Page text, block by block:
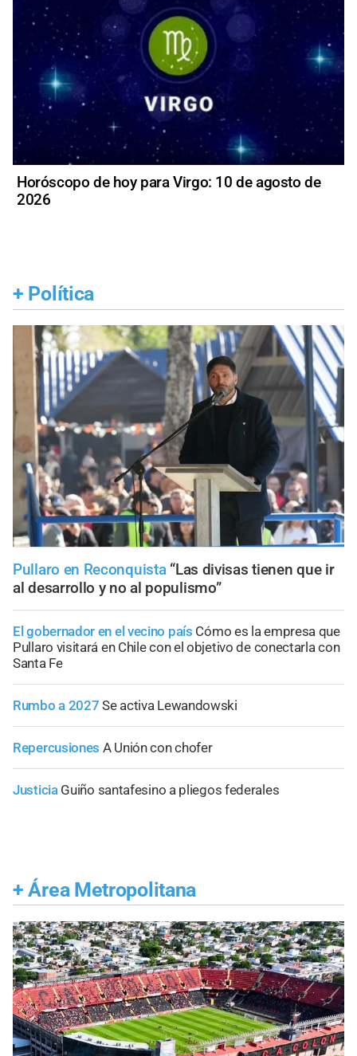
Horóscopo de hoy para Virgo: 10 de agosto de
2026
+ Política
Pullaro en Reconquista “Las divisas tienen que ir
al desarrollo y no al populismo”
El gobernador en el vecino país Cómo es la empresa que
Pullaro visitará en Chile con el objetivo de conectarla con
Santa Fe
Rumbo a 2027 Se activa Lewandowski
Repercusiones A Unión con chofer
Justicia Guiño santafesino a pliegos federales
+ Área Metropolitana